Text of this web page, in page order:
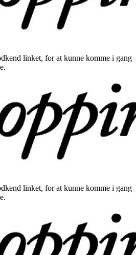
linket, for at kunne komme i gang
linket, for at kunne komme i gang